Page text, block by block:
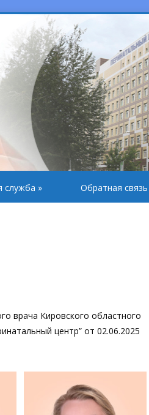
служба » Обратная связь
врача Кировского областного
центр” от 02.06.2025